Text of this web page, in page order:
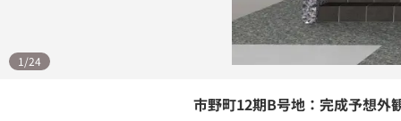
1 /24
市野町12期B号地：完成予想外